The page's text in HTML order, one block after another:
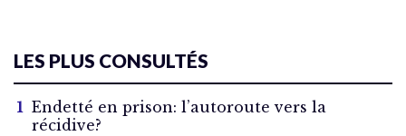
LES PLUS CONSULTÉS
Endetté en prison: l’autoroute vers la
récidive?